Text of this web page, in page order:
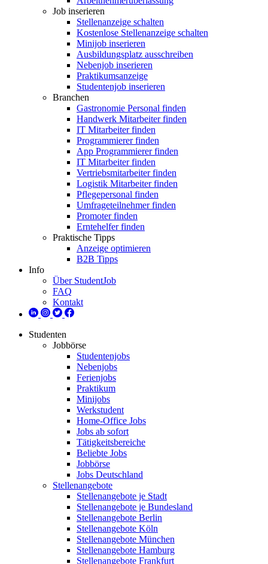
Job inserieren
Stellenanzeige schalten
Kostenlose Stellenanzeige schalten
Minijob inserieren
Ausbildungsplatz ausschreiben
Nebenjob inserieren
Praktikumsanzeige
Studentenjob inserieren
Branchen
Gastronomie Personal finden
Handwerk Mitarbeiter finden
IT Mitarbeiter finden
Programmierer finden
App Programmierer finden
IT Mitarbeiter finden
Vertriebsmitarbeiter finden
Logistik Mitarbeiter finden
Pflegepersonal finden
Umfrageteilnehmer finden
Promoter finden
Erntehelfer finden
Praktische Tipps
Anzeige optimieren
B2B Tipps
Info
Über StudentJob
FAQ
Kontakt
Studenten
Jobbörse
Studentenjobs
Nebenjobs
Ferienjobs
Praktikum
Minijobs
Werkstudent
Home-Office Jobs
Jobs ab sofort
Tätigkeitsbereiche
Beliebte Jobs
Jobbörse
Jobs Deutschland
Stellenangebote
Stellenangebote je Stadt
Stellenangebote je Bundesland
Stellenangebote Berlin
Stellenangebote Köln
Stellenangebote München
Stellenangebote Hamburg
Stellenangebote Frankfurt